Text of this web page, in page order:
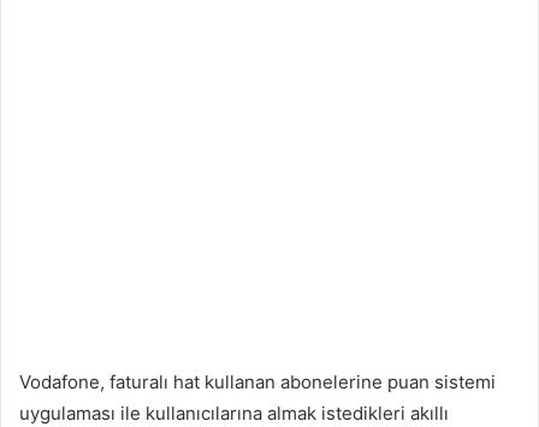
Vodafone, faturalı hat kullanan abonelerine puan sistemi
uygulaması ile kullanıcılarına almak istedikleri akıllı